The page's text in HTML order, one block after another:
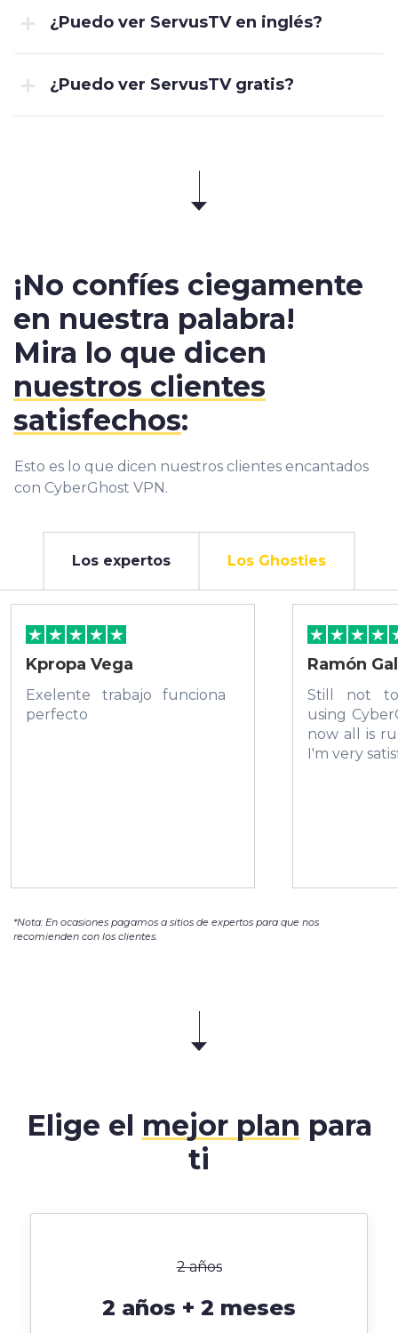
¿Puedo ver ServusTV en inglés?
¿Puedo ver ServusTV gratis?
¡No confíes ciegamente
en nuestra palabra!
Mira lo que dicen
nuestros clientes
satisfechos:
Esto es lo que dicen nuestros clientes encantados
con CyberGhost VPN.
Los expertos Los Ghosties
Kpropa Vega
Exelente trabajo funciona
perfecto
Ramón
Still not
using
now all is
I'm very
*Nota: En ocasiones pagamos a sitios de expertos para que nos
recomienden con los clientes.
Elige el mejor plan para
ti
2 años
2 años + 2 meses